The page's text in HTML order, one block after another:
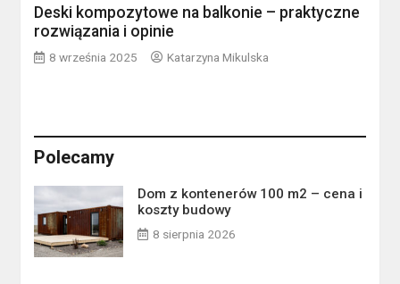
Deski kompozytowe na balkonie – praktyczne
rozwiązania i opinie
8 września 2025 Katarzyna Mikulska
Polecamy
Dom z kontenerów 100 m2 – cena i
koszty budowy
8 sierpnia 2026